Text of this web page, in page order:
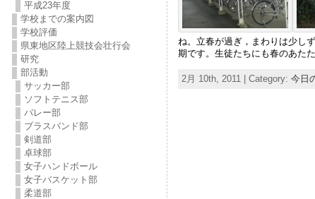
平成23年度
学校までの案内図
学校評価
県東地区陸上競技会壮行会
研究
部活動
サッカー部
ソフトテニス部
バレー部
ブラスバンド部
剣道部
卓球部
女子ハンドボール
女子バスケット部
柔道部
ね。立春が過ぎ，まわりは少し
期です。生徒たちにも春のあた
2月 10th, 2011 | Category: 今日